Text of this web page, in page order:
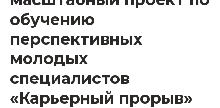
обучению
перспективных
молодых
специалистов
«Карьерный прорыв»